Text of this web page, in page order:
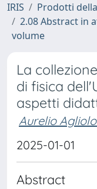
IRIS Prodotti
2.08 Abstract in
volume
La
di fisica
aspetti
Aurelio
2025-01-01
Abstract